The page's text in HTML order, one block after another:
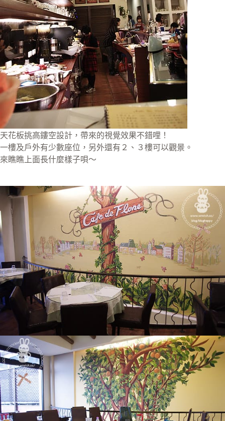
天花板挑高鏤空設計，帶來的視覺效果不錯哩！
一樓及戶外有少數座位，另外還有２、３樓可以觀景。
來瞧瞧上面長什麼樣子唄～